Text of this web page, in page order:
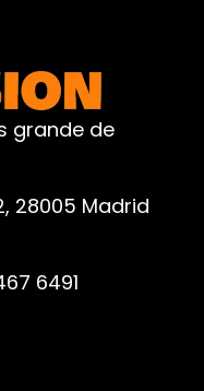
grande de
28005 Madrid
6491